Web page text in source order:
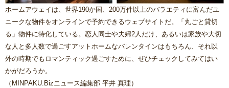
ホームアウェイは、世界190か国、200万件以上のバラエティに富んだユ
ニークな物件をオンラインで予約できるウェブサイトだ。「丸ごと貸切
る」物件に特化している。恋人同士や夫婦2人だけ、あるいは家族や大切
な人と多人数で過ごすアットホームなバレンタインはもちろん、それ以
外の時期でもロマンティック過ごすために、ぜひチェックしてみてはい
かがだろうか。
（MINPAKU.Bizニュース編集部 平井 真理）